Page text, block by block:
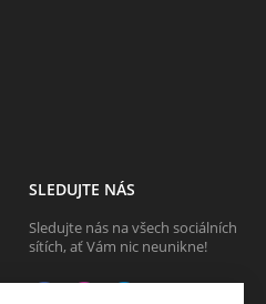
SLEDUJTE NÁS
Sledujte nás na všech sociálních
sítích, ať Vám nic neunikne!